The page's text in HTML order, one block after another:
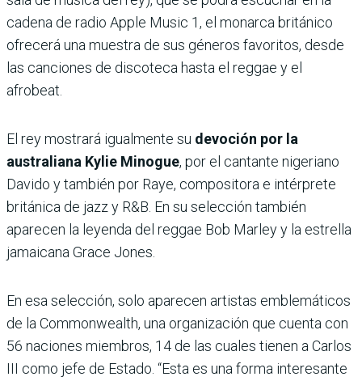
cadena de radio Apple Music 1, el monarca británico
ofrecerá una muestra de sus géneros favoritos, desde
las canciones de discoteca hasta el reggae y el
afrobeat.
El rey mostrará igualmente su devoción por la
australiana Kylie Minogue, por el cantante nigeriano
Davido y también por Raye, compositora e intérprete
británica de jazz y R&B. En su selección también
aparecen la leyenda del reggae Bob Marley y la estrella
jamaicana Grace Jones.
En esa selección, solo aparecen artistas emblemáticos
de la Commonwealth, una organización que cuenta con
56 naciones miembros, 14 de las cuales tienen a Carlos
III como jefe de Estado. “Esta es una forma interesante